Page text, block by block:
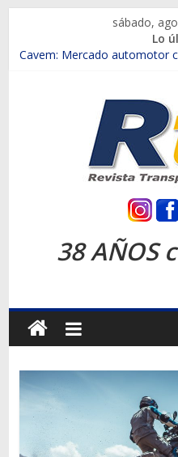
contenido
sábado,
Lo
Chile es el primer mercado
Salfa suma vehículos
Samex amplía su red con
SINOTRUK Pick-ups
la Expo Compras Públicas
Revista
Autos,
camiones,
motos,
información
38 AÑOS